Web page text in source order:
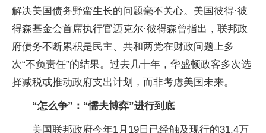
解决美国债务野蛮生长的问题毫不关心。美国彼得·彼
得森基金会首席执行官迈克尔·彼得森曾指出，联邦政
府债务不断累积是民主、共和两党在财政问题上多
次“不负责任”的结果。过去几十年，华盛顿政客多次选
择减税或推动政府支出计划，而非考虑美国未来。
“怎么争”：“懦夫博弈”进行到底
美国联邦政府今年1月19日已经触及现行的31.4万